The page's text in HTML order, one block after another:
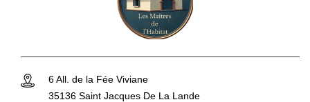
6 All. de la Fée Viviane
35136 Saint Jacques De La Lande